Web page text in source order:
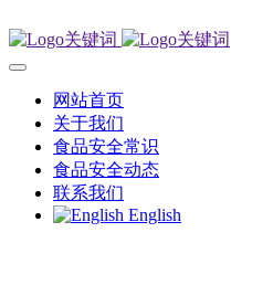
网站首页
关于我们
食品安全常识
食品安全动态
联系我们
English